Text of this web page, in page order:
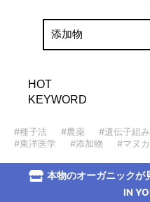
HOT
KEYWORD
#種子法 #農薬 #遺伝子組み
#東洋医学
#添加物 #マヌ
本物のオーガニックが
IN